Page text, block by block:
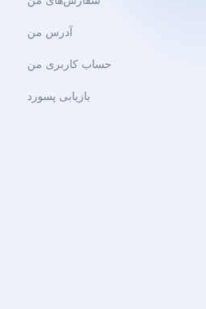
آدرس من
حساب کاربری من
بازیابی پسورد